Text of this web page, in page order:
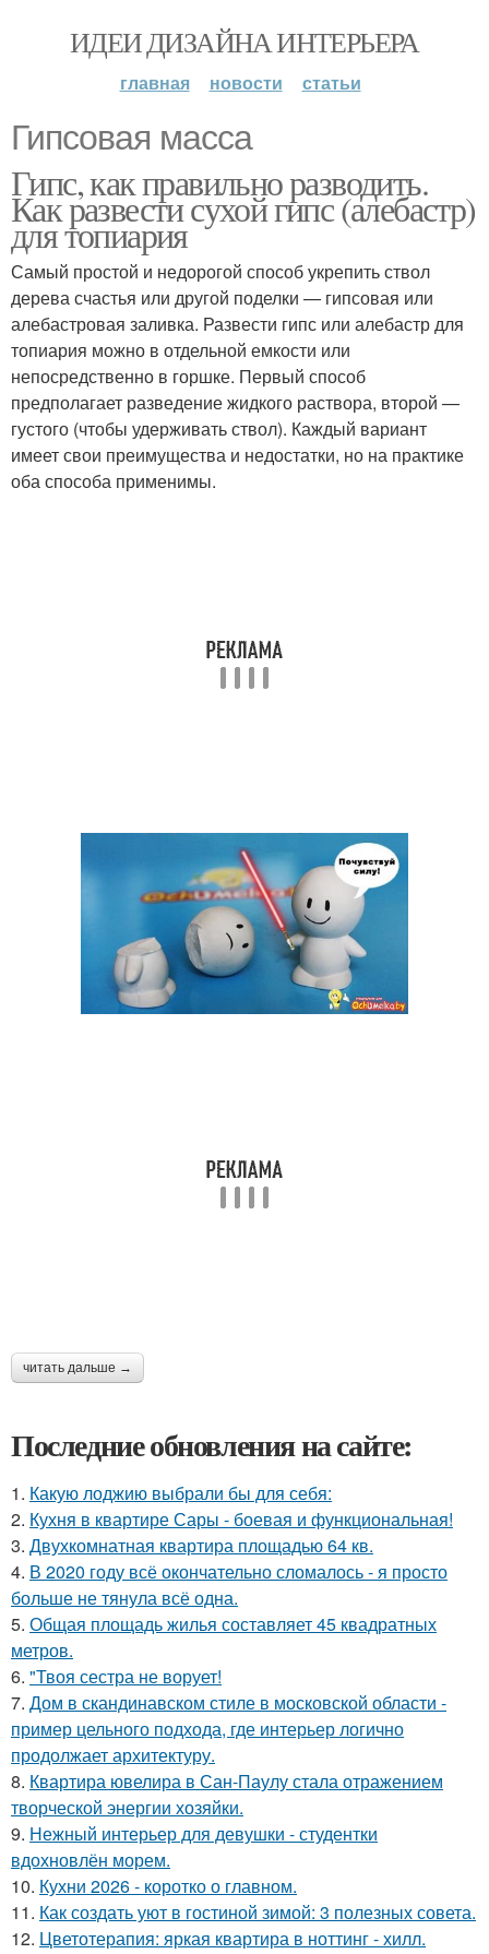
ИДЕИ ДИЗАЙНА ИНТЕРЬЕРА
главная новости статьи
Гипсовая масса
Гипс, как правильно разводить.
Как развести сухой гипс (алебастр)
для топиария
Самый простой и недорогой способ укрепить ствол
дерева счастья или другой поделки — гипсовая или
алебастровая заливка. Развести гипс или алебастр для
топиария можно в отдельной емкости или
непосредственно в горшке. Первый способ
предполагает разведение жидкого раствора, второй —
густого (чтобы удерживать ствол). Каждый вариант
имеет свои преимущества и недостатки, но на практике
оба способа применимы.
читать дальше →
Последние обновления на сайте:
1. Какую лоджию выбрали бы для себя:
2. Кухня в квартире Сары - боевая и функциональная!
3. Двухкомнатная квартира площадью 64 кв.
4. В 2020 году всё окончательно сломалось - я просто
больше не тянула всё одна.
5. Общая площадь жилья составляет 45 квадратных
метров.
6. "Твоя сестра не ворует!
7. Дом в скандинавском стиле в московской области -
пример цельного подхода, где интерьер логично
продолжает архитектуру.
8. Квартира ювелира в Сан-Паулу стала отражением
творческой энергии хозяйки.
9. Нежный интерьер для девушки - студентки
вдохновлён морем.
10. Кухни 2026 - коротко о главном.
11. Как создать уют в гостиной зимой: 3 полезных совета.
12. Цветотерапия: яркая квартира в ноттинг - хилл.